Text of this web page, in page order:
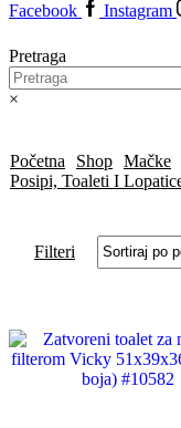
Facebook
Instagram
Pretraga
×
Početna Shop Mačke
Posipi, Toaleti I
Filteri